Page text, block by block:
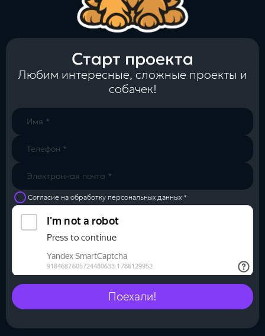
Заполнить
Контакты
8 800 505 34 99
info@direkt.ink
Старт проекта
Любим интересные, сложные проекты и
собачек!
Согласие на обработку персональных данных *
Поехали!